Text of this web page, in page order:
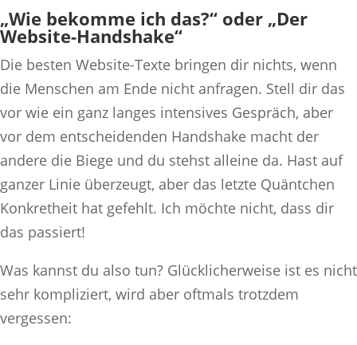
„Wie bekomme ich das?“ oder „Der
Website-Handshake“
Die besten Website-Texte bringen dir nichts, wenn
die Menschen am Ende nicht anfragen. Stell dir das
vor wie ein ganz langes intensives Gespräch, aber
vor dem entscheidenden Handshake macht der
andere die Biege und du stehst alleine da. Hast auf
ganzer Linie überzeugt, aber das letzte Quäntchen
Konkretheit hat gefehlt. Ich möchte nicht, dass dir
das passiert!
Was kannst du also tun? Glücklicherweise ist es nicht
sehr kompliziert, wird aber oftmals trotzdem
vergessen: